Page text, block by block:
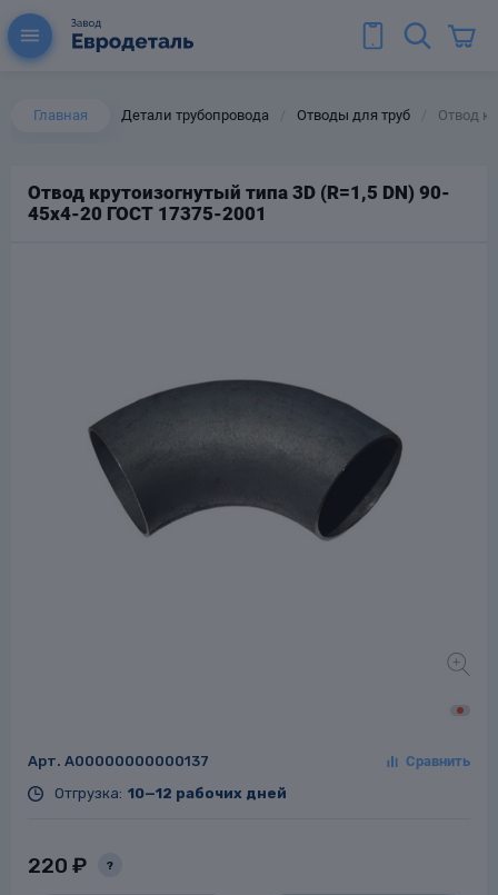
Главная Детали трубопровода Отводы для труб Отвод
Отвод крутоизогнутый типа 3D (R=1,5 DN) 90-
45х4-20 ГОСТ 17375-2001
Арт. A00000000000137
Отгрузка: 10—12 рабочих дней
220 ₽ ?
для труб
стальные
Фланцы стальные